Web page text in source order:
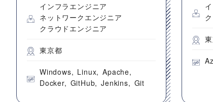
インフラエンジニア
ネットワークエンジニア
クラウドエンジニア
東京都
Windows Linux
Apache
Docker
GitHub Jenkins Git